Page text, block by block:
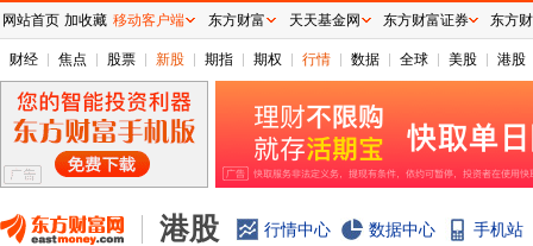
财经 焦点 股票 新股 期指 期权 行情 数据 全球 美股 港股
港股 行情中心 数据中心 手机站
网站首页 加收藏 移动客户端 东方财富 天天基金网 东方财富证券 东方